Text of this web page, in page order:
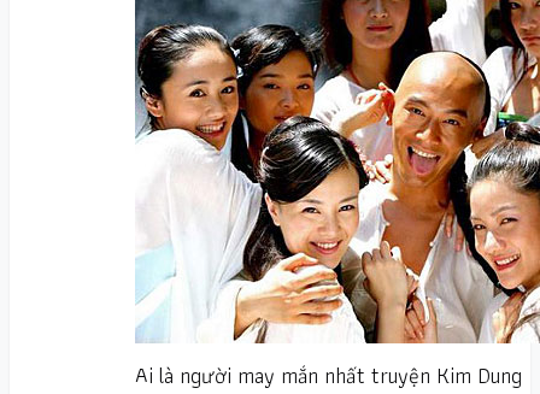
Ai là người may mắn nhất truyện Kim Dung